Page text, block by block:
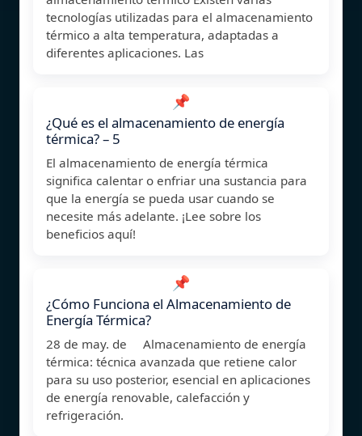
tecnologías utilizadas para el almacenamiento
térmico a alta temperatura, adaptadas a
diferentes aplicaciones. Las
📌
¿Qué es el almacenamiento de energía
térmica? – 5
El almacenamiento de energía térmica
significa calentar o enfriar una sustancia para
que la energía se pueda usar cuando se
necesite más adelante. ¡Lee sobre los
beneficios aquí!
📌
¿Cómo Funciona el Almacenamiento de
Energía Térmica?
28 de may. de Almacenamiento de energía
térmica: técnica avanzada que retiene calor
para su uso posterior, esencial en aplicaciones
de energía renovable, calefacción y
refrigeración.